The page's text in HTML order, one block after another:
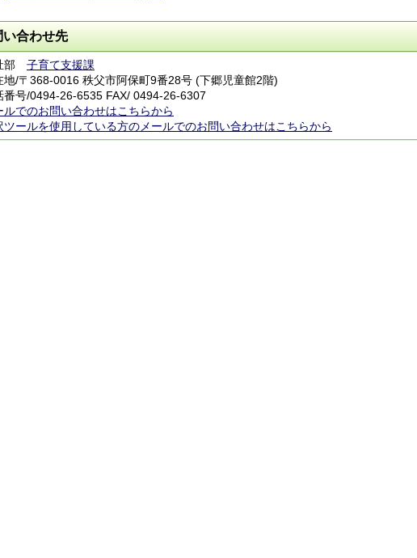
い合わせ先
部 子育て支援課
地/〒368-0016 秩父市阿保町9番28号 (下郷児童館2階)
番号/0494-26-6535 FAX/ 0494-26-6307
ルでのお問い合わせはこちらから
ツールを使用している方のメールでのお問い合わせはこちらから